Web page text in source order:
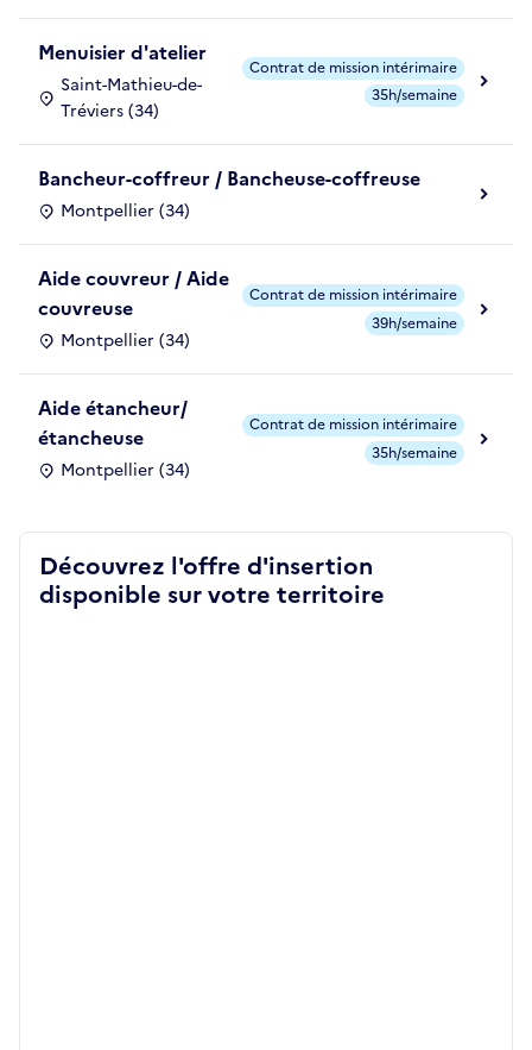
Menuisier d'atelier
Saint-Mathieu-de-
Tréviers (34)
Contrat de mission intérimaire
35h/semaine
Bancheur-coffreur / Bancheuse-coffreuse
Montpellier (34)
Aide couvreur / Aide
couvreuse
Montpellier (34)
Contrat de mission intérimaire
39h/semaine
Aide étancheur/
étancheuse
Montpellier (34)
Contrat de mission intérimaire
35h/semaine
Découvrez l'offre d'insertion
disponible sur votre territoire